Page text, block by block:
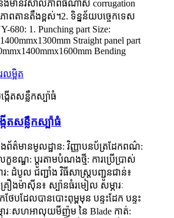
ងមានវិសាលភាពធំណាស់ corrugation
ភាពតានតឹងខ្ពស់។2. ទិន្នន័យបច្ចេកទេស
680: 1. Punching part Size:
Straight panel part
Bending
លម្អិត
តសន្លឹកស្ប៉ាធំ
ងព័ត៌មានមូលដ្ឋាន: វិញ្ញាបនប័ត្រដែកពណ៌:
ខខណ្ឌ: ប្ដូរតាមបំណងថ្មី: ការប្រើប្រាស់
រ: ដំបូល ជញ្ជាំង វិធីសាស្ត្របញ្ជូនជាន់៖
ងម៉ាស៊ីន៖ ស្ប៉ានធំរមៀល សម្ភារៈ
ែបដែលបានបោះពុម្ពមុន បន្ទះដែក បន្ទះ
ារៈសហអាលុយមីញ៉ូម នៃ Blade កាត់: